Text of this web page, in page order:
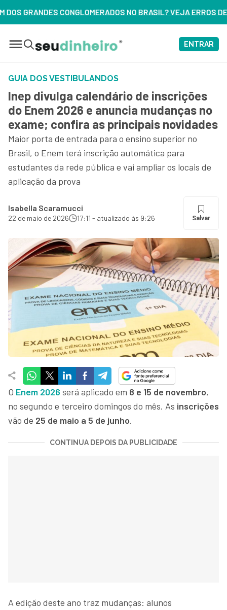
NO BRASIL? VEJA ERROS DE 3 DELES – ASSISTA AGORA
ENTRAR
GUIA DOS VESTIBULANDOS
Inep divulga calendário de inscrições
do Enem 2026 e anuncia mudanças no
exame; confira as principais novidades
Maior porta de entrada para o ensino superior no
Brasil, o Enem terá inscrição automática para
estudantes da rede pública e vai ampliar os locais de
aplicação da prova
Isabella Scaramucci
22 de maio de 2026 17:11 - atualizado às 9:26 Salvar
O Enem 2026 será aplicado em 8 e 15 de novembro,
no segundo e terceiro domingos do mês. As inscrições
vão de 25 de maio a 5 de junho.
CONTINUA DEPOIS DA PUBLICIDADE
A edição deste ano traz mudanças: alunos